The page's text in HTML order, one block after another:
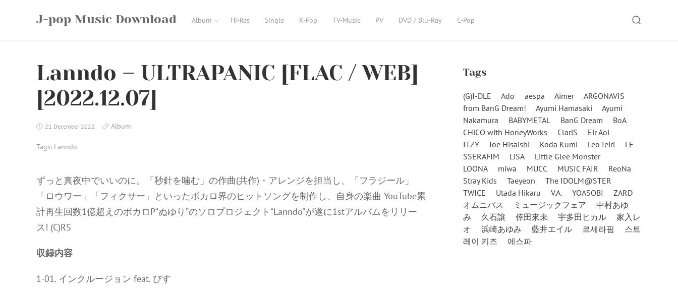
J-pop Music Download Album Hi-Res Single K-Pop TV-Music PV DVD / Blu-Ray C-Pop SEARCH
Lanndo – ULTRAPANIC [FLAC / WEB]
[2022.12.07]
21 December 2022 Album
Tags: Lanndo
ずっと真夜中でいいのに。「秒針を噛む」の作曲(共作)・アレンジを担当し、「フラジール」
「ロウワー」「フィクサー」といったボカロ界のヒットソングを制作し、自身の楽曲 YouTube累
計再生回数1億超えのボカロP“ぬゆり”のソロプロジェクト“Lanndo”が遂に1stアルバムをリリー
ス! (C)RS
収録内容
1-01. インクルージョン feat. びす
Tags
(G)I-DLE Ado aespa Aimer
ARGONAVIS
from BanG Dream!
Ayumi Hamasaki
Ayumi
Nakamura
BABYMETAL BanG Dream
BoA
CHiCO with HoneyWorks
ClariS
Eir Aoi
ITZY
Joe Hisaishi Koda Kumi Leo Ieiri
LE
SSERAFIM
LiSA
Little Glee Monster
LOONA
miwa MUCC MUSIC FAIR
ReoNa
Stray Kids
Taeyeon
The IDOLM@STER
TWICE
Utada Hikaru V.A. YOASOBI
ZARD
オムニバス
ミュージックフェア
中村あゆ
み
久石譲 倖田來未 宇多田ヒカル
家入レ
オ
浜崎あゆみ 藍井エイル 르세라핌
스트
레이 키즈
에스파